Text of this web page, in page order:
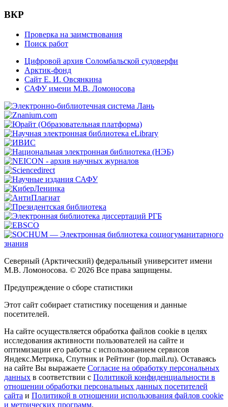
ВКР
Проверка на заимствования
Поиск работ
Цифровой архив Соломбальской судоверфи
Арктик-фонд
Сайт Е. И. Овсянкина
САФУ имени М.В. Ломоносова
Северный (Арктический) федеральный университет имени
М.В. Ломоносова. © 2026 Все права защищены.
Предупреждение о сборе статистики
Этот сайт собирает статистику посещения и данные
посетителей.
На сайте осуществляется обработка файлов cookie в целях
исследования активности пользователей на сайте и
оптимизации его работы с использованием сервисов
Яндекс.Метрика, Спутник и Рейтинг (top.mail.ru). Оставаясь
на сайте Вы выражаете Согласие на обработку персональных
данных в соответствии с Политикой конфиденциальности в
отношении обработки персональных данных посетителей
сайта и Политикой в отношении использования файлов cookie
и метрических программ.